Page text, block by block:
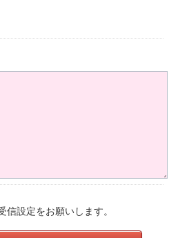
設定をお願いします。